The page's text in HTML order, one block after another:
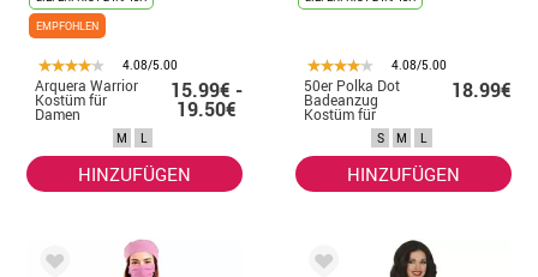
EMPFOHLEN
4.08/5.00
Arquera Warrior
Kostüm für
Damen
15.99€ -
19.50€
M L
HINZUFÜGEN
4.08/5.00
50er Polka Dot
Badeanzug
Kostüm für
18.99€
S M L
HINZUFÜGEN